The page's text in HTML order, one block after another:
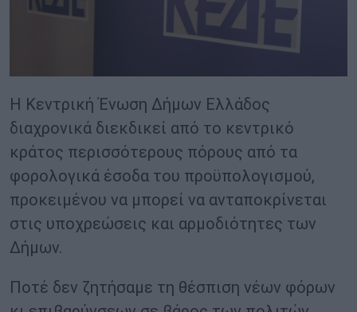
Η Κεντρική Ένωση Δήμων Ελλάδος
διαχρονικά διεκδικεί από το κεντρικό
κράτος περισσότερους πόρους από τα
φορολογικά έσοδα του προϋπολογισμού,
προκειμένου να μπορεί να ανταποκρίνεται
στις υποχρεώσεις και αρμοδιότητες των
Δήμων.
Ποτέ δεν ζητήσαμε τη θέσπιση νέων φόρων